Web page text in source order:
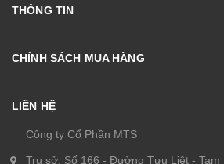
THÔNG TIN
CHÍNH SÁCH MUA HÀNG
LIÊN HỆ
Công ty Cổ Phần MTS
Trụ sở: Số 166 - Đường Tựu Liệt - Tam